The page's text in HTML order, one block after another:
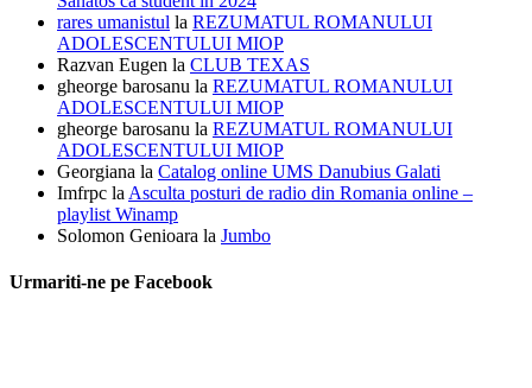
rares umanistul la REZUMATUL ROMANULUI
ADOLESCENTULUI MIOP
Razvan Eugen la CLUB TEXAS
gheorge barosanu la REZUMATUL ROMANULUI
ADOLESCENTULUI MIOP
gheorge barosanu la REZUMATUL ROMANULUI
ADOLESCENTULUI MIOP
Georgiana la Catalog online UMS Danubius Galati
Imfrpc la Asculta posturi de radio din Romania online –
playlist Winamp
Solomon Genioara la Jumbo
Urmariti-ne pe Facebook